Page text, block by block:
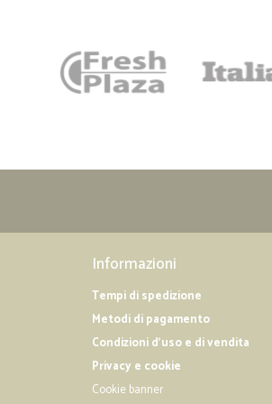
Informazioni
Tempi di spedizione
Metodi di pagamento
Condizioni d'uso e di vendita
Privacy e cookie
Cookie banner